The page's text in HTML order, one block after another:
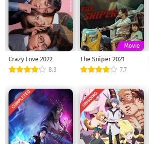
Crazy Love 2022
8.3
Movie
The Sniper 2021
7.7
COMPLETED ONGOING